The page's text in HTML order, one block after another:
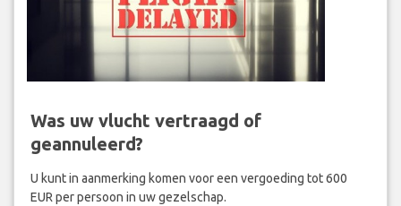
Was uw vlucht vertraagd of
geannuleerd?
U kunt in aanmerking komen voor een vergoeding tot 600
EUR per persoon in uw gezelschap.